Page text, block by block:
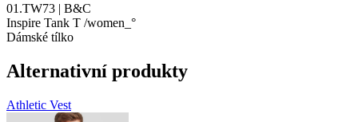
01.TW73 | B&C
Inspire Tank T /women_°
Dámské tílko
Alternativní produkty
Athletic Vest